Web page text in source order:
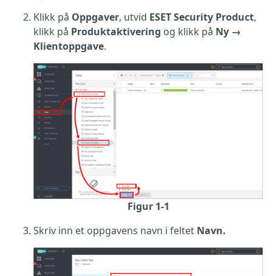
Klikk på Oppgaver, utvid ESET Security Product,
klikk på Produktaktivering og klikk på Ny →
Klientoppgave.
Figur 1-1
Skriv inn et oppgavens navn i feltet Navn.